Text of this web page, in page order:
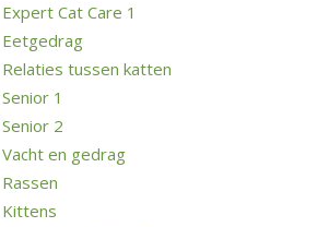
Expert Cat Care 1
Eetgedrag
Relaties tussen katten
Senior 1
Senior 2
Vacht en gedrag
Rassen
Kittens